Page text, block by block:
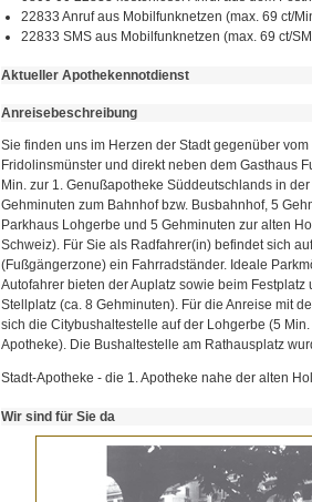
22833 Anruf aus Mobilfunknetzen (max. 69 ct/
22833 SMS aus Mobilfunknetzen (max. 69 ct/
Aktueller Apothekennotdienst
Anreisebeschreibung
Sie finden uns im Herzen der Stadt gegenüber
Fridolinsmünster und direkt neben dem Gasthaus
Min. zur 1. Genußapotheke Süddeutschlands in
Gehminuten zum Bahnhof bzw. Busbahnhof, 5
Parkhaus Lohgerbe und 5 Gehminuten zur alten
Schweiz). Für Sie als Radfahrer(in) befindet sich
(Fußgängerzone) ein Fahrradständer. Ideale
Autofahrer bieten der Auplatz sowie beim Festplatz
Stellplatz (ca. 8 Gehminuten). Für die Anreise mit
sich die Citybushaltestelle auf der Lohgerbe (5
Apotheke). Die Bushaltestelle am Rathausplatz
Stadt-Apotheke - die 1. Apotheke nahe der alten
Wir sind für Sie da